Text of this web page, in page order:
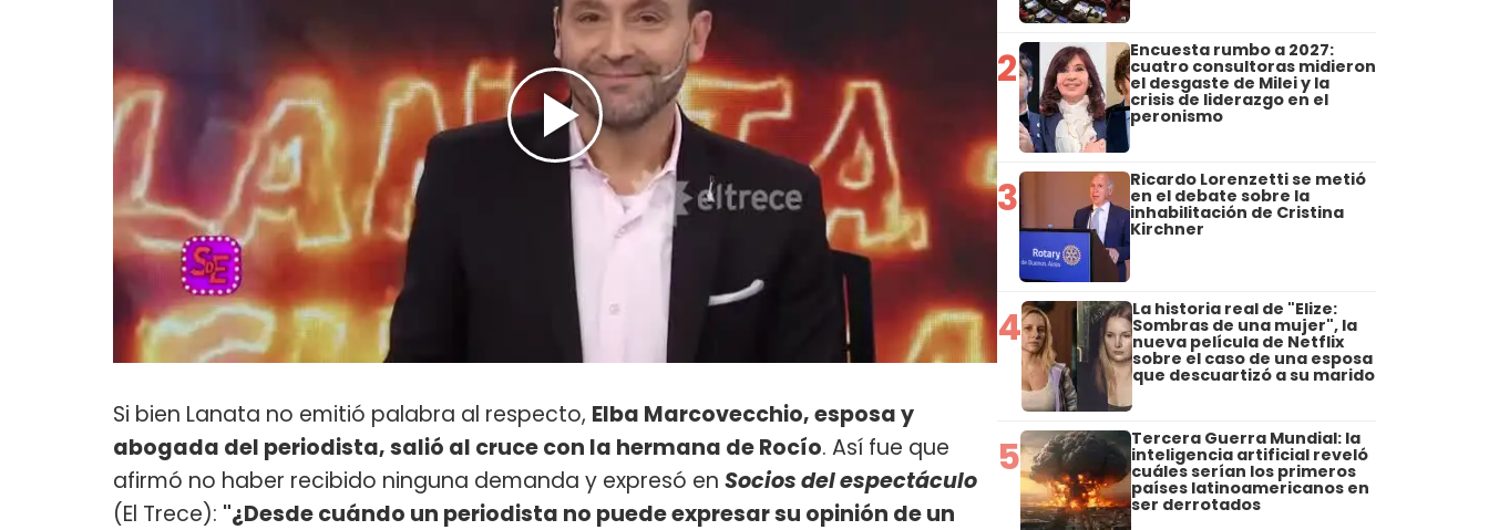
Si bien Lanata no emitió palabra al respecto, Elba Marcovecchio, esposa y
abogada del periodista, salió al cruce con la hermana de Rocío. Así fue que
afirmó no haber recibido ninguna demanda y expresó en Socios del espectáculo
(El Trece): "¿Desde cuándo un periodista no puede expresar su opinión de un
2 Encuesta rumbo a 2027:
cuatro consultoras midieron
el desgaste de Milei y la
crisis de liderazgo en el
peronismo
3 Ricardo Lorenzetti se metió
en el debate sobre la
inhabilitación de Cristina
Kirchner
4 La historia real de "Elize:
Sombras de una mujer", la
nueva película de Netflix
sobre el caso de una esposa
que descuartizó a su marido
5 Tercera Guerra Mundial: la
inteligencia artificial reveló
cuáles serían los primeros
países latinoamericanos en
ser derrotados